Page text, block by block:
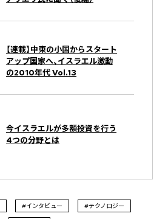
【連載】中東の小国からスタート
アップ国家へ、イスラエル激動
の2010年代 Vol.13
今イスラエルが多額投資を行う
4つの分野とは
#インタビュー #テクノロジー